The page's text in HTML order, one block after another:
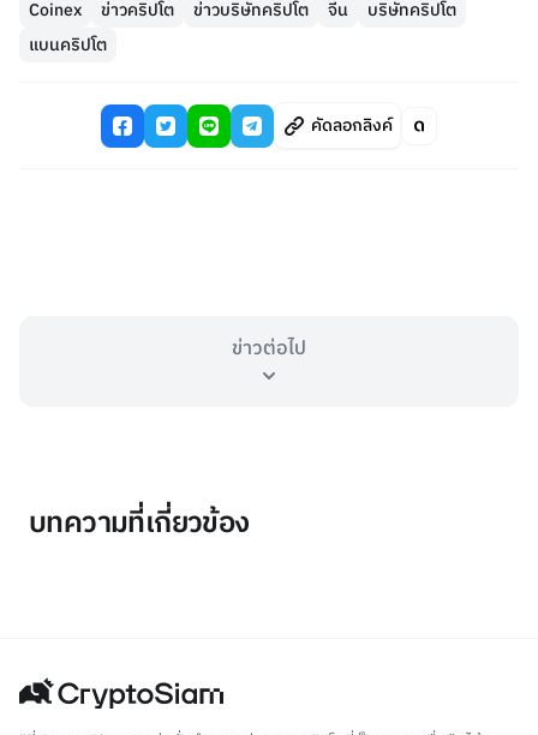
Coinex
ข่าวคริปโต ข่าวบริษัทคริปโต จีน
บริษัทคริปโต
แบนคริปโต
คัดลอกลิงค์
ข่าวต่อไป
บทความที่เกี่ยวข้อง